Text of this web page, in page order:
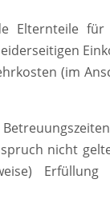
Elternteile
(im
nicht
Erfüllung